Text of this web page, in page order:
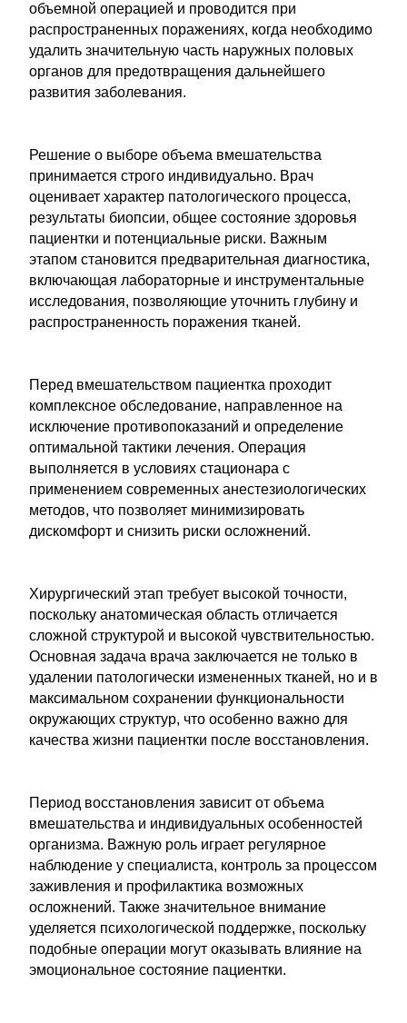
объемной операцией и проводится при
распространенных поражениях, когда необходимо
удалить значительную часть наружных половых
органов для предотвращения дальнейшего
развития заболевания.
Решение о выборе объема вмешательства
принимается строго индивидуально. Врач
оценивает характер патологического процесса,
результаты биопсии, общее состояние здоровья
пациентки и потенциальные риски. Важным
этапом становится предварительная диагностика,
включающая лабораторные и инструментальные
исследования, позволяющие уточнить глубину и
распространенность поражения тканей.
Перед вмешательством пациентка проходит
комплексное обследование, направленное на
исключение противопоказаний и определение
оптимальной тактики лечения. Операция
выполняется в условиях стационара с
применением современных анестезиологических
методов, что позволяет минимизировать
дискомфорт и снизить риски осложнений.
Хирургический этап требует высокой точности,
поскольку анатомическая область отличается
сложной структурой и высокой чувствительностью.
Основная задача врача заключается не только в
удалении патологически измененных тканей, но и в
максимальном сохранении функциональности
окружающих структур, что особенно важно для
качества жизни пациентки после восстановления.
Период восстановления зависит от объема
вмешательства и индивидуальных особенностей
организма. Важную роль играет регулярное
наблюдение у специалиста, контроль за процессом
заживления и профилактика возможных
осложнений. Также значительное внимание
уделяется психологической поддержке, поскольку
подобные операции могут оказывать влияние на
эмоциональное состояние пациентки.